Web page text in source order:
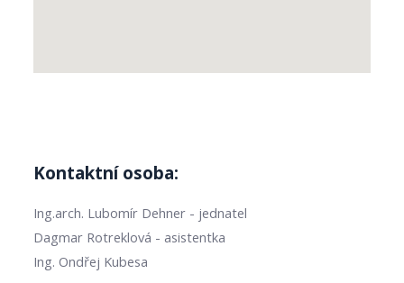
Kontaktní osoba:
Ing.arch. Lubomír Dehner - jednatel
Dagmar Rotreklová - asistentka
Ing. Ondřej Kubesa